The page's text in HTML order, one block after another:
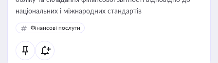
національних і міжнародних стандартів
Фінансові послуги